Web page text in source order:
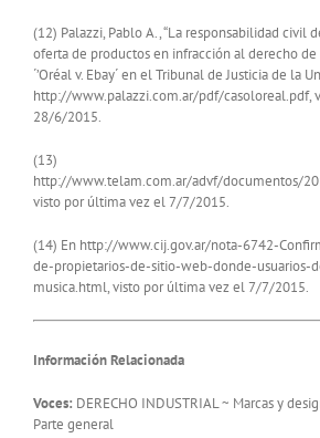
(12) Palazzi, Pablo A., “La responsabilidad civil
oferta de productos en infracción al derecho de
´’Oréal v. Ebay´ en el Tribunal de Justicia de la
http://www.palazzi.com.ar/pdf/casoloreal.pdf,
28/6/2015.
(13)
http://www.telam.com.ar/advf/documentos/
visto por última vez el 7/7/2015.
(14) En http://www.cij.gov.ar/nota-6742-
de-propietarios-de-sitio-web-donde-usuarios-
musica.html, visto por última vez el 7/7/2015.
Información Relacionada
Voces: DERECHO INDUSTRIAL ~ Marcas y
Parte general